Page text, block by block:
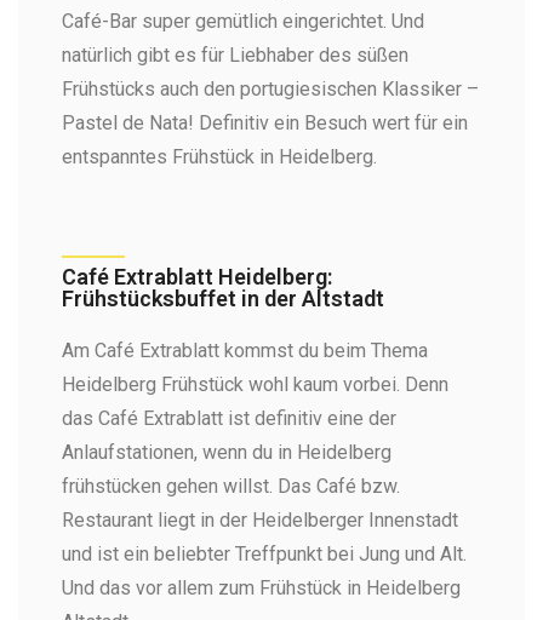
Café-Bar super gemütlich eingerichtet. Und
natürlich gibt es für Liebhaber des süßen
Frühstücks auch den portugiesischen Klassiker –
Pastel de Nata! Definitiv ein Besuch wert für ein
entspanntes Frühstück in Heidelberg.
Café Extrablatt Heidelberg:
Frühstücksbuffet in der Altstadt
Am Café Extrablatt kommst du beim Thema
Heidelberg Frühstück wohl kaum vorbei. Denn
das Café Extrablatt ist definitiv eine der
Anlaufstationen, wenn du in Heidelberg
frühstücken gehen willst. Das Café bzw.
Restaurant liegt in der Heidelberger Innenstadt
und ist ein beliebter Treffpunkt bei Jung und Alt.
Und das vor allem zum Frühstück in Heidelberg